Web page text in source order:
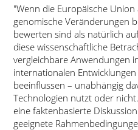
Wenn die Europäische
genomische Veränderungen
bewerten sind als natürlich
diese wissenschaftliche
vergleichbare Anwendungen
internationalen
beeinflussen – unabhängig
Technologien nutzt oder
eine faktenbasierte
geeignete